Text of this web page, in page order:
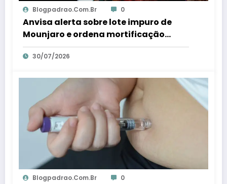
Blogpadrao.com.br 0
Anvisa alerta sobre lote impuro de
Mounjaro e ordena mortificação
imediata – Em Dia ES
30/07/2026
Blogpadrao.com.br 0